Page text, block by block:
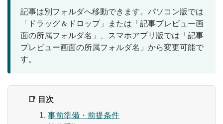
資料ダウンロード
無料トライアル
ログイン
記事は別フォルダへ移動できます。パソコン版では
「ドラッグ＆ドロップ」または「記事プレビュー画
面の所属フォルダ名」、スマホアプリ版では「記事
プレビュー画面の所属フォルダ名」から変更可能で
す。
📑 目次
事前準備・前提条件